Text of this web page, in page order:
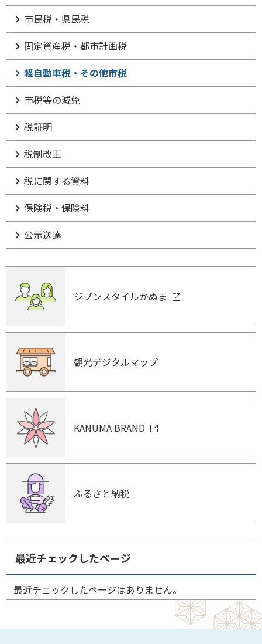
市民税・県民税
固定資産税・都市計画税
軽自動車税・その他市税
市税等の減免
税証明
税制改正
税に関する資料
保険税・保険料
公示送達
ジブンスタイルかぬま
観光デジタルマップ
KANUMA BRAND
ふるさと納税
最近チェックしたページ
最近チェックしたページはありません。